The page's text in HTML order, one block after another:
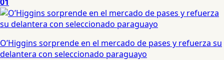
O’Higgins sorprende en el mercado de pases y refuerza su
delantera con seleccionado paraguayo